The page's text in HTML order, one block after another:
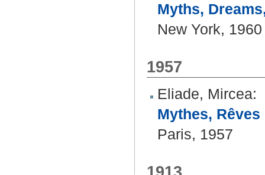
Myths,
New York, 1960
1957
Eliade, Mircea:
Mythes,
Paris, 1957